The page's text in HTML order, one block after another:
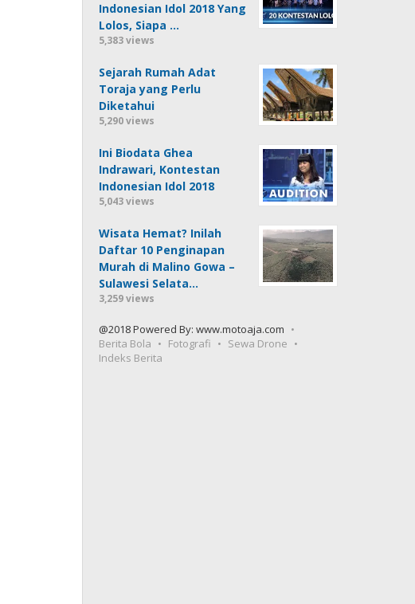
Indonesian Idol 2018 Yang
Lolos, Siapa …
5,383 views
Sejarah Rumah Adat
Toraja yang Perlu
Diketahui
5,290 views
Ini Biodata Ghea
Indrawari, Kontestan
Indonesian Idol 2018
5,043 views
Wisata Hemat? Inilah
Daftar 10 Penginapan
Murah di Malino Gowa –
Sulawesi Selata…
3,259 views
@2018 Powered By: www.motoaja.com
Berita Bola
Fotografi
Sewa Drone
Indeks Berita